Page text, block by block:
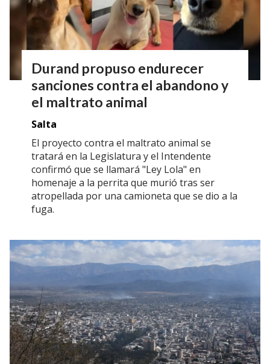
Durand propuso endurecer
sanciones contra el abandono y
el maltrato animal
Salta
El proyecto contra el maltrato animal se
tratará en la Legislatura y el Intendente
confirmó que se llamará "Ley Lola" en
homenaje a la perrita que murió tras ser
atropellada por una camioneta que se dio a la
fuga.